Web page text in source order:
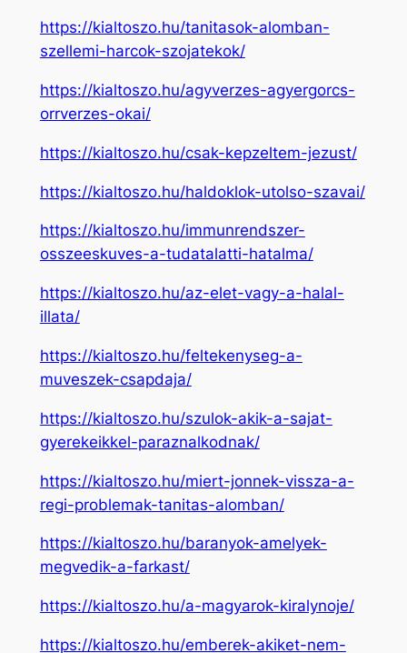
https://kialtoszo.hu/tanitasok-alomban-
szellemi-harcok-szojatekok/
https://kialtoszo.hu/agyverzes-agyergorcs-
orrverzes-okai/
https://kialtoszo.hu/csak-kepzeltem-jezust/
https://kialtoszo.hu/haldoklok-utolso-szavai/
https://kialtoszo.hu/immunrendszer-
osszeeskuves-a-tudatalatti-hatalma/
https://kialtoszo.hu/az-elet-vagy-a-halal-
illata/
https://kialtoszo.hu/feltekenyseg-a-
muveszek-csapdaja/
https://kialtoszo.hu/szulok-akik-a-sajat-
gyerekeikkel-paraznalkodnak/
https://kialtoszo.hu/miert-jonnek-vissza-a-
regi-problemak-tanitas-alomban/
https://kialtoszo.hu/baranyok-amelyek-
megvedik-a-farkast/
https://kialtoszo.hu/a-magyarok-kiralynoje/
https://kialtoszo.hu/emberek-akiket-nem-